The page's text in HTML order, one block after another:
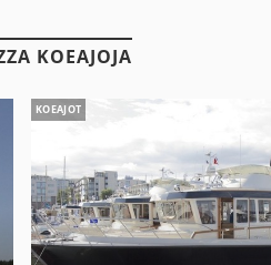
KOEAJOJA
KOEAJOT